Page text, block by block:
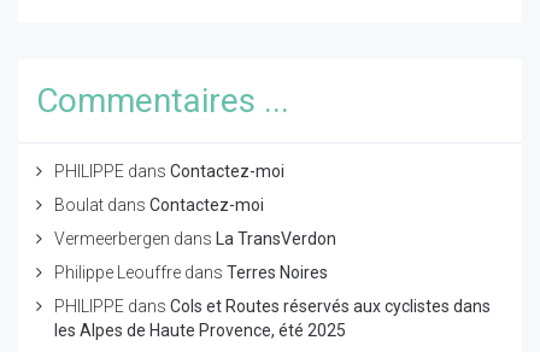
Commentaires ...
PHILIPPE dans Contactez-moi
Boulat dans Contactez-moi
Vermeerbergen dans
La TransVerdon
Philippe Leouffre dans Terres Noires
PHILIPPE dans Cols et Routes réservés aux cyclistes dans
les Alpes de Haute Provence, été 2025